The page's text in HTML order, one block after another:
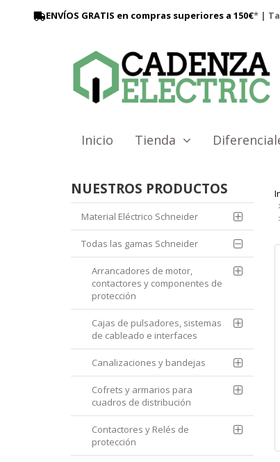
ENVÍOS GRATIS en compras superiores a 150€* |
Inicio Tienda
NUESTROS PRODUCTOS
Material Eléctrico Schneider
Todas las gamas Schneider
Arrancadores de motor,
contactores y componentes de
protección
Cajas de pulsadores, sistemas
de cableado e interfaces
Canalizaciones y bandejas
Cofrets y armarios para
cuadros de distribución
Contactores y Relés de
protección